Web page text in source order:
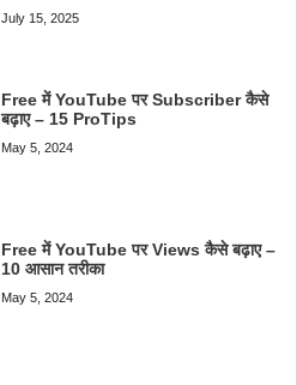
July 15, 2025
Free में YouTube पर Subscriber कैसे
बढ़ाए – 15 ProTips
May 5, 2024
Free में YouTube पर Views कैसे बढ़ाए –
10 आसान तरीका
May 5, 2024